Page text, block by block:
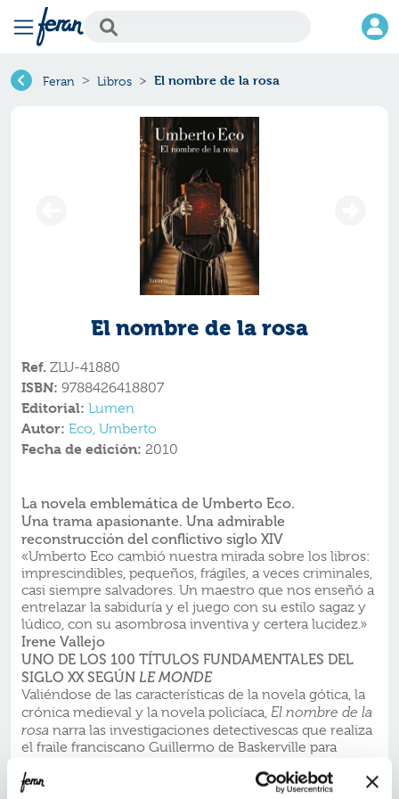
Feran Libros El nombre de la rosa
El nombre de la rosa
Ref. ZLU-41880
ISBN: 9788426418807
Editorial: Lumen
Autor: Eco, Umberto
Fecha de edición: 2010
La novela emblemática de Umberto Eco.
Una trama apasionante. Una admirable
reconstrucción del conflictivo siglo XIV
«Umberto Eco cambió nuestra mirada sobre los libros:
imprescindibles, pequeños, frágiles, a veces criminales,
casi siempre salvadores. Un maestro que nos enseñó a
entrelazar la sabiduría y el juego con su estilo sagaz y
lúdico, con su asombrosa inventiva y certera lucidez.»
Irene Vallejo
UNO DE LOS 100 TÍTULOS FUNDAMENTALES DEL
SIGLO XX SEGÚN LE MONDE
Valiéndose de las características de la novela gótica, la
crónica medieval y la novela policíaca, El nombre de la
rosa narra las investigaciones detectivescas que realiza
el fraile franciscano Guillermo de Baskerville para
benedictina en el año 1327. Le ayudará en su labor el